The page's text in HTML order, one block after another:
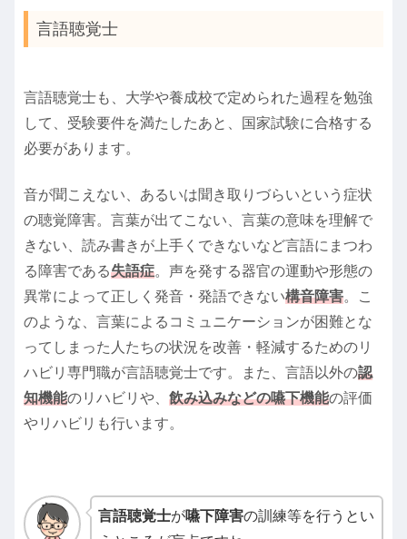
言語聴覚士
言語聴覚士も、大学や養成校で定められた過程を勉強
して、受験要件を満たしたあと、国家試験に合格する
必要があります。
音が聞こえない、あるいは聞き取りづらいという症状
の聴覚障害。言葉が出てこない、言葉の意味を理解で
きない、読み書きが上手くできないなど言語にまつわ
る障害である失語症。声を発する器官の運動や形態の
異常によって正しく発音・発語できない構音障害。こ
のような、言葉によるコミュニケーションが困難とな
ってしまった人たちの状況を改善・軽減するためのリ
ハビリ専門職が言語聴覚士です。また、言語以外の認
知機能のリハビリや、 飲み込みなどの嚥下機能の評価
やリハビリも行います。
言語聴覚士が嚥下障害の訓練等を行うとい